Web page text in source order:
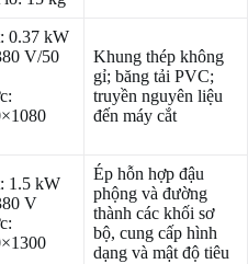
0.37 kW
V/50
Khung thép không
gỉ; băng tải PVC;
truyền nguyên liệu
đến máy cắt
1.5 kW
V
Ép hỗn hợp đậu
phộng và đường
thành các khối sơ
bộ, cung cấp hình
dạng và mật độ tiêu